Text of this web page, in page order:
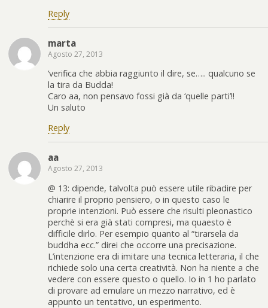
Reply
marta
Agosto 27, 2013
‘verifica che abbia raggiunto il dire, se….. qualcuno se
la tira da Budda!
Caro aa, non pensavo fossi già da ‘quelle parti’!!
Un saluto
Reply
aa
Agosto 27, 2013
@ 13: dipende, talvolta può essere utile ribadire per
chiarire il proprio pensiero, o in questo caso le
proprie intenzioni. Può essere che risulti pleonastico
perchè si era già stati compresi, ma quaesto è
difficile dirlo. Per esempio quanto al “tirarsela da
buddha ecc.” direi che occorre una precisazione.
L’intenzione era di imitare una tecnica letteraria, il che
richiede solo una certa creatività. Non ha niente a che
vedere con essere questo o quello. Io in 1 ho parlato
di provare ad emulare un mezzo narrativo, ed è
appunto un tentativo, un esperimento.